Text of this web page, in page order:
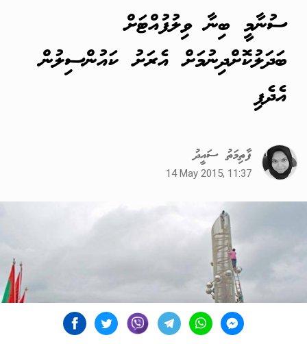
ސުނާމީ ބިނާ ވިލުފުއްޓަށް
ބަދަލުކޮށްދިނުމަށް އެރަށު ކައުންސިލުން
އެދެފި
ފާތިމަތު ސައީދު
14 May 2015, 11:37